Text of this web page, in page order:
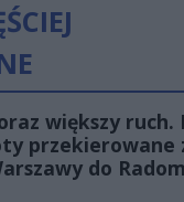
większy ruch.
przekierowane
do